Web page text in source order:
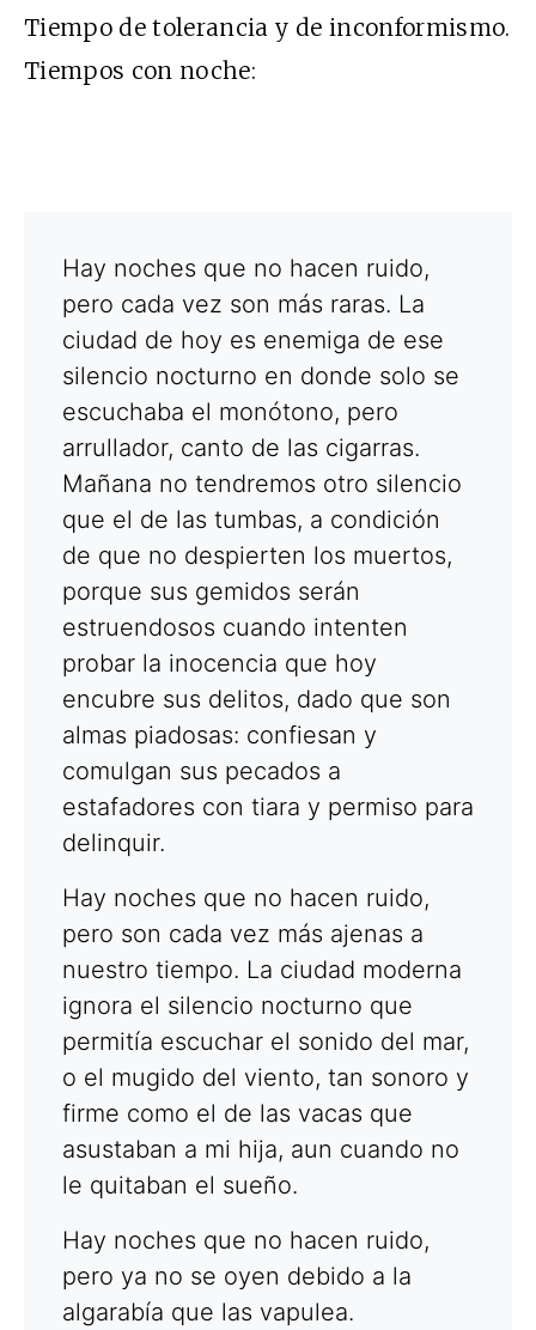
Tiempo de tolerancia y de inconformismo.
Tiempos con noche:
Hay noches que no hacen ruido,
pero cada vez son más raras. La
ciudad de hoy es enemiga de ese
silencio nocturno en donde solo se
escuchaba el monótono, pero
arrullador, canto de las cigarras.
Mañana no tendremos otro silencio
que el de las tumbas, a condición
de que no despierten los muertos,
porque sus gemidos serán
estruendosos cuando intenten
probar la inocencia que hoy
encubre sus delitos, dado que son
almas piadosas: confiesan y
comulgan sus pecados a
estafadores con tiara y permiso para
delinquir.
Hay noches que no hacen ruido,
pero son cada vez más ajenas a
nuestro tiempo. La ciudad moderna
ignora el silencio nocturno que
permitía escuchar el sonido del mar,
o el mugido del viento, tan sonoro y
firme como el de las vacas que
asustaban a mi hija, aun cuando no
le quitaban el sueño.
Hay noches que no hacen ruido,
pero ya no se oyen debido a la
algarabía que las vapulea.